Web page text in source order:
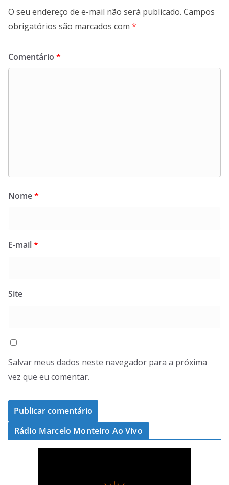
O seu endereço de e-mail não será publicado. Campos
obrigatórios são marcados com *
Comentário *
Nome*
E-mail*
Site
Salvar meus dados neste navegador para a próxima
vez que eu comentar.
Rádio Marcelo Monteiro Ao Vivo